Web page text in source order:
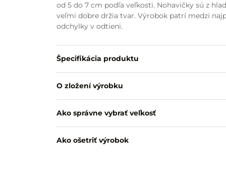
od 5 do 7 cm podľa veľkosti. Nohavičky sú z
veľmi dobre držia tvar. Výrobok patrí medzi
odchylky v odtieni.
Špecifikácia produktu
O zložení výrobku
Ako správne vybrať veľkosť
Ako ošetriť výrobok